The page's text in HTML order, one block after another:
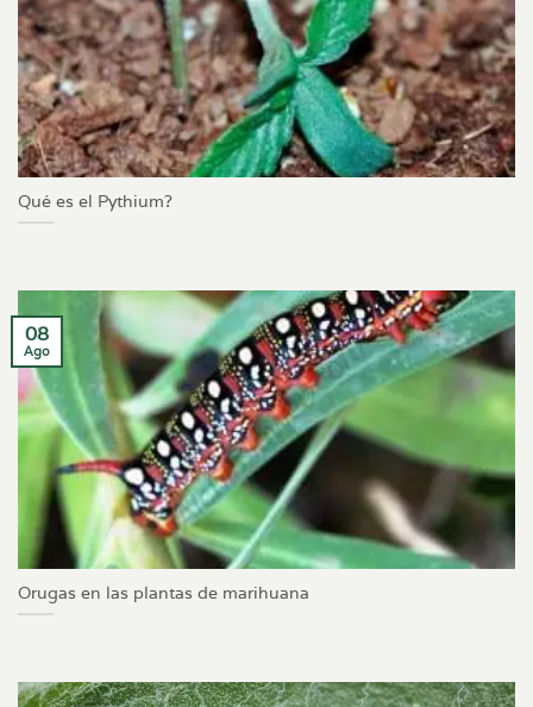
Qué es el Pythium?
Orugas en las plantas de marihuana
08
Ago